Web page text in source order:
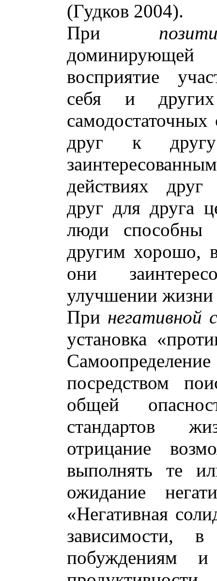
(Гудков 2004).
При
доминирующей
восприятие
себя и
самодостаточных
друг к
действиях
друг для друга
люди способны
другим хорошо,
они
улучшении жизни
При негативной
установка
посредством
общей
стандартов
отрицание
выполнять те
ожидание
«Негативная
зависимости,
побуждениям